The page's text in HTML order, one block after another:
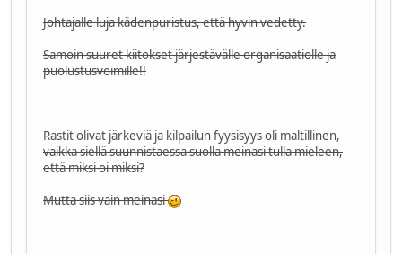
Johtajalle luja kädenpuristus, että hyvin vedetty.
Samoin suuret kiitokset järjestävälle organisaatiolle ja
puolustusvoimille!!
Rastit olivat järkeviä ja kilpailun fyysisyys oli maltillinen,
vaikka siellä suunnistaessa suolla meinasi tulla mieleen,
että miksi oi miksi?
Mutta siis vain meinasi